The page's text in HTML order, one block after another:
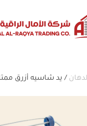
Skip to
/ يد شاسيه أزرق ممتاز ٩ بوصة